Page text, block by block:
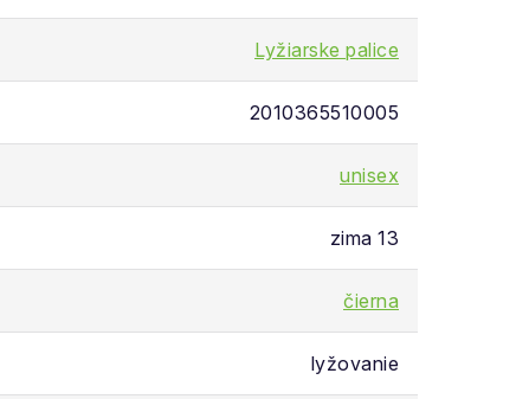
Lyžiarske palice
2010365510005
unisex
zima 13
čierna
lyžovanie